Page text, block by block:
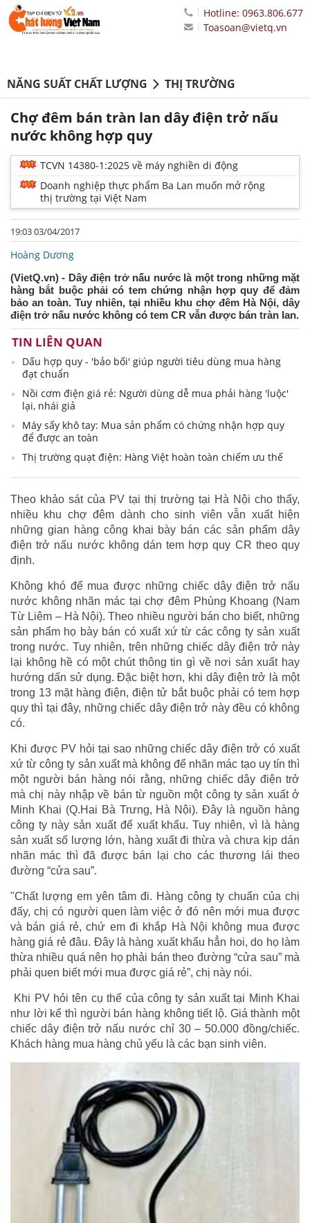
Hotline: 0963.806.677
Toasoan@vietq.vn
NĂNG SUẤT CHẤT LƯỢNG THỊ TRƯỜNG
Chợ đêm bán tràn lan dây điện trở nấu
nước không hợp quy
TCVN 14380-1:2025 về máy nghiền di động
Doanh nghiệp thực phẩm Ba Lan muốn mở rộng
thị trường tại Việt Nam
19:03 03/04/2017
Hoàng Dương
(VietQ.vn) - Dây điện trở nấu nước là một trong những mặt
hàng bắt buộc phải có tem chứng nhận hợp quy để đảm
bảo an toàn. Tuy nhiên, tại nhiều khu chợ đêm Hà Nội, dây
điện trở nấu nước không có tem CR vẫn được bán tràn lan.
TIN LIÊN QUAN
Dấu hợp quy - 'bảo bối' giúp người tiêu dùng mua hàng
đạt chuẩn
Nồi cơm điện giá rẻ: Người dùng dễ mua phải hàng 'luộc'
lại, nhái giả
Máy sấy khô tay: Mua sản phẩm có chứng nhận hợp quy
để được an toàn
Thị trường quạt điện: Hàng Việt hoàn toàn chiếm ưu thế
Theo khảo sát của PV tại thị trường tại Hà Nội cho thấy,
nhiều khu chợ đêm dành cho sinh viên vẫn xuất hiện
những gian hàng công khai bày bán các sản phẩm dây
điện trở nấu nước không dán tem hợp quy CR theo quy
định.
Không khó để mua được những chiếc dây điện trở nấu
nước không nhãn mác tại chợ đêm Phùng Khoang (Nam
Từ Liêm – Hà Nội). Theo nhiều người bán cho biết, những
sản phẩm họ bày bán có xuất xứ từ các công ty sản xuất
trong nước. Tuy nhiên, trên những chiếc dây điện trở này
lại không hề có một chút thông tin gì về nơi sản xuất hay
hướng dấn sử dụng. Đặc biệt hơn, khi dây điện trở là một
trong 13 mặt hàng điện, điện tử bắt buộc phải có tem hợp
quy thì tại đây, những chiếc dây điện trở này đều có không
có.
Khi được PV hỏi tại sao những chiếc dây điện trở có xuất
xứ từ công ty sản xuất mà không để nhãn mác tạo uy tín thì
một người bán hàng nói rằng, những chiếc dây điện trở
mà chị này nhập về bán từ nguồn một công ty sản xuất ở
Minh Khai (Q.Hai Bà Trưng, Hà Nội). Đây là nguồn hàng
công ty này sản xuất để xuất khẩu. Tuy nhiên, vì là hàng
sản xuất số lượng lớn, hàng xuất đi thừa và chưa kịp dán
nhãn mác thì đã được bán lại cho các thương lái theo
đường “cửa sau”.
"Chất lượng em yên tâm đi. Hàng công ty chuẩn của chị
đấy, chị có người quen làm việc ở đó nên mới mua được
và bán giá rẻ, chứ em đi khắp Hà Nội không mua được
hàng giá rẻ đâu. Đây là hàng xuất khẩu hẳn hoi, do họ làm
thừa nhiều quá nên họ phải bán theo đường “cửa sau” mà
phải quen biết mới mua được giá rẻ”, chị này nói.
Khi PV hỏi tên cụ thể của công ty sản xuất tại Minh Khai
như lời kể thì người bán hàng không tiết lộ. Giá thành một
chiếc dây điện trở nấu nước chỉ 30 – 50.000 đồng/chiếc.
Khách hàng mua hàng chủ yếu là các bạn sinh viên.